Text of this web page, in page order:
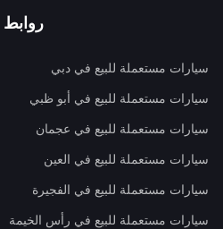
روابط
سيارات مستعملة للبيع في دبي
سيارات مستعملة للبيع في أبو ظبي
سيارات مستعملة للبيع في عجمان
سيارات مستعملة للبيع في العين
سيارات مستعملة للبيع في الفجيرة
سيارات مستعملة للبيع في رأس الخيمة